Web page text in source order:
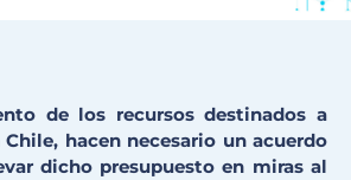
de los recursos destinados a
hacen necesario un acuerdo
dicho presupuesto en miras al